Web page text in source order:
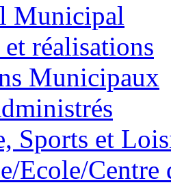
Municipal
réalisations
Municipaux
Sports et
Ecole/Centre